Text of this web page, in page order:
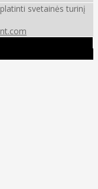
svetainės turinį